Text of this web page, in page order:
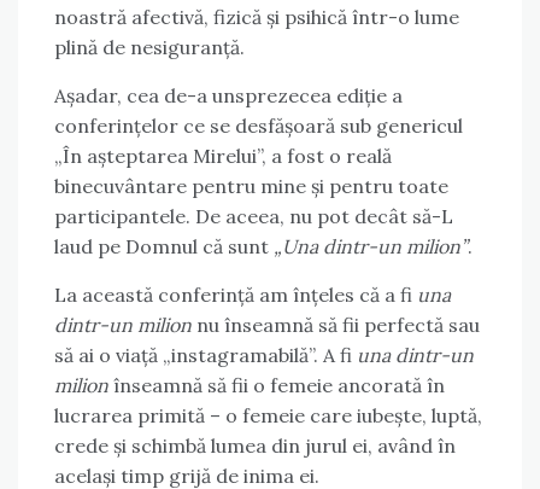
noastră afectivă, fizică și psihică într-o lume
plină de nesiguranță.
Așadar, cea de-a unsprezecea ediție a
conferințelor ce se desfășoară sub genericul
„În așteptarea Mirelui”, a fost o reală
binecuvântare pentru mine și pentru toate
participantele. De aceea, nu pot decât să-L
laud pe Domnul că sunt „Una dintr-un milion”.
La această conferință am înțeles că a fi una
dintr-un milion nu înseamnă să fii perfectă sau
să ai o viață „instagramabilă”. A fi una dintr-un
milion înseamnă să fii o femeie ancorată în
lucrarea primită – o femeie care iubește, luptă,
crede și schimbă lumea din jurul ei, având în
același timp grijă de inima ei.